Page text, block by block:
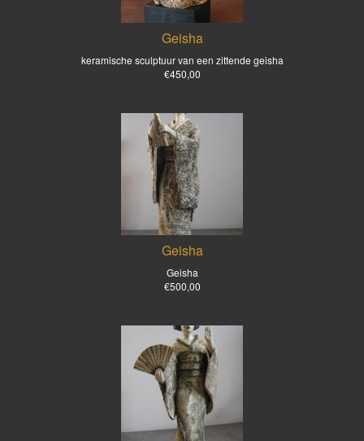
Geisha
keramische sculptuur van een zittende geisha
€450,00
Geisha
Geisha
€500,00